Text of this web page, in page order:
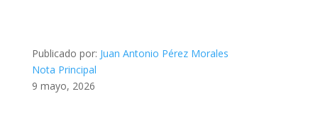
Publicado por: Juan Antonio Pérez Morales
Nota Principal
9 mayo, 2026